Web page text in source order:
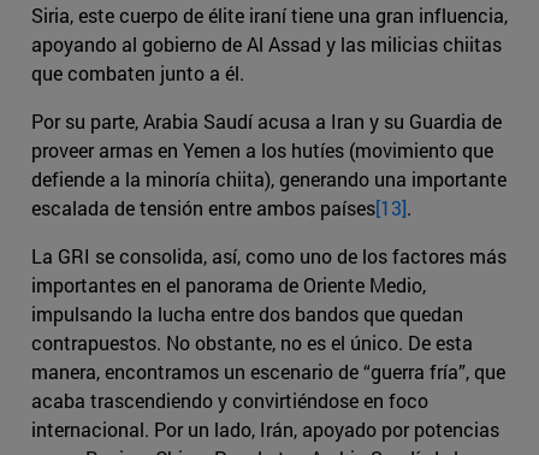
Siria, este cuerpo de élite iraní tiene una gran influencia,
apoyando al gobierno de Al Assad y las milicias chiitas
que combaten junto a él.
Por su parte, Arabia Saudí acusa a Iran y su Guardia de
proveer armas en Yemen a los hutíes (movimiento que
defiende a la minoría chiita), generando una importante
escalada de tensión entre ambos países[13].
La GRI se consolida, así, como uno de los factores más
importantes en el panorama de Oriente Medio,
impulsando la lucha entre dos bandos que quedan
contrapuestos. No obstante, no es el único. De esta
manera, encontramos un escenario de “guerra fría”, que
acaba trascendiendo y convirtiéndose en foco
internacional. Por un lado, Irán, apoyado por potencias